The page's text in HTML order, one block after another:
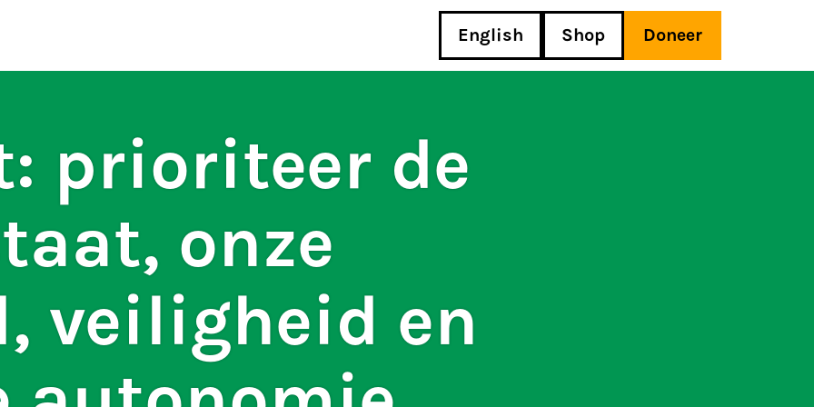
English Shop Doneer
prioriteer de
onze
veiligheid en